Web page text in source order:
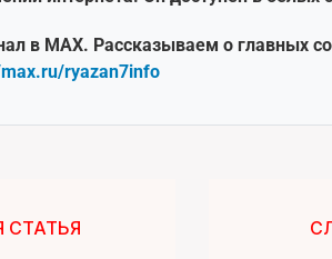
в MAX. Рассказываем о главных
ryazan7info